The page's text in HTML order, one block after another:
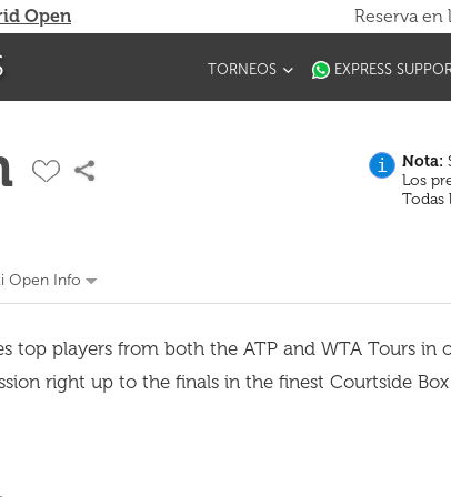
Open Reserva
TORNEOS EXPRESS
Open Info
i Nota:
Los
Todas
top players from both the ATP and WTA Tours in
right up to the finals in the finest Courtside